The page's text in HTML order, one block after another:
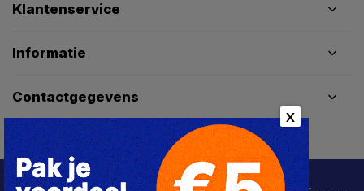
Klantenservice
Informatie
Contactgegevens
X